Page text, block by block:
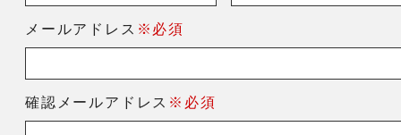
メールアドレス ※必須
確認メールアドレス ※必須